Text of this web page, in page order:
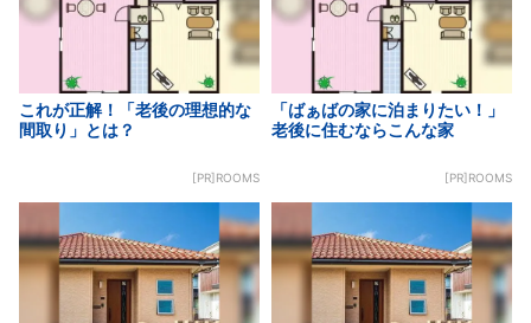
これが正解！「老後の理想的な
間取り」とは？
[PR]ROOMS
「ばぁばの家に泊まりたい！」
老後に住むならこんな家
[PR]ROOMS